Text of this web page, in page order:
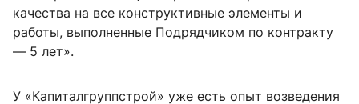
качества на все конструктивные элементы и
работы, выполненные Подрядчиком по контракту
— 5 лет».
У «Капиталгруппстрой» уже есть опыт возведения